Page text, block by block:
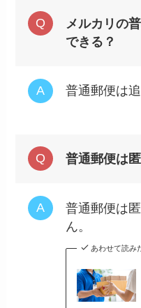
メルカリの
できる？
普通郵便は
普通郵便は
普通郵便は
ん。
あわせて読み